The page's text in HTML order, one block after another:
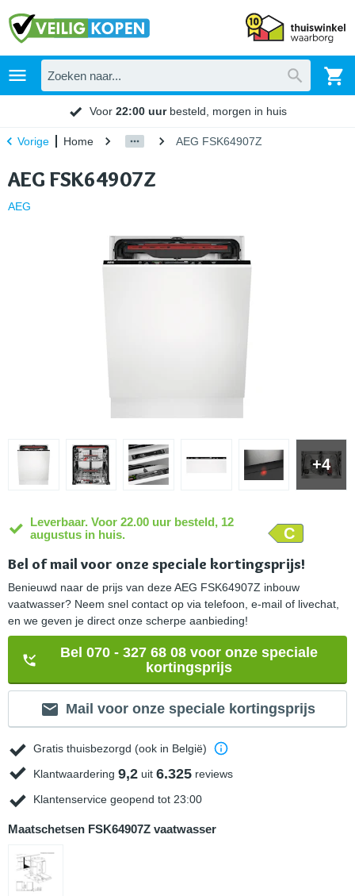
Voor 22:00 uurbesteld, morgen in huis
Vorige Home AEG FSK64907Z
AEG FSK64907Z
AEG
+4
Leverbaar. Voor 22.00 uur besteld, 12
augustus in huis.
C
Bel of mail voor onze speciale kortingsprijs!
Benieuwd naar de prijs van deze AEG FSK64907Z inbouw
vaatwasser? Neem snel contact op via telefoon, e-mail of livechat,
en we geven je direct onze scherpe aanbieding!
Bel 070 - 327 68 08 voor onze speciale
kortingsprijs
Mail voor onze speciale kortingsprijs
Gratis thuisbezorgd (ook in België)
Klantwaardering 9,2 uit 6.325 reviews
Klantenservice geopend tot 23:00
Maatschetsen FSK64907Z vaatwasser